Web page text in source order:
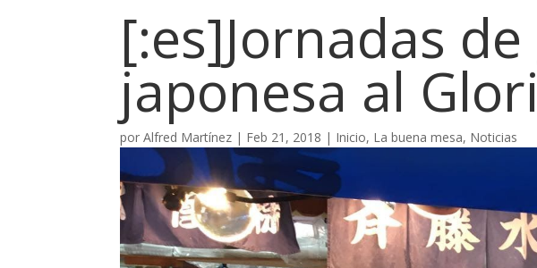
[:es]Jornadas
japonesa al
porAlfred Martínez | Feb 21, 2018 | Inicio, La buena mesa, Noticias